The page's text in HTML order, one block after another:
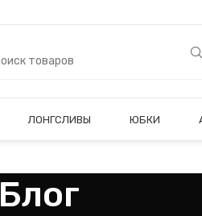
ЛОНГСЛИВЫ ЮБКИ
Блог